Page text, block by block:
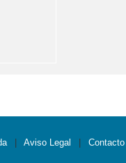
Aviso Legal Contacto